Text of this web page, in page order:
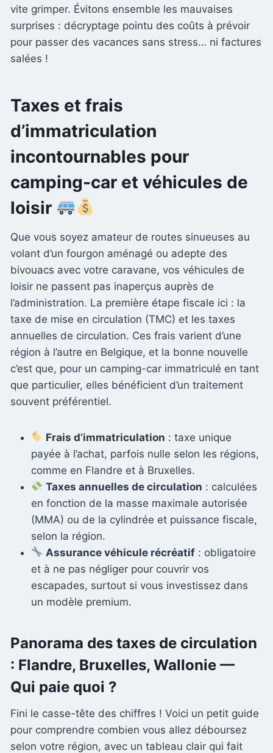
vite grimper. Évitons ensemble les mauvaises
surprises : décryptage pointu des coûts à prévoir
pour passer des vacances sans stress… ni factures
salées !
Taxes et frais
d’immatriculation
incontournables pour
camping-car et véhicules de
loisir
Que vous soyez amateur de routes sinueuses au
volant d’un fourgon aménagé ou adepte des
bivouacs avec votre caravane, vos véhicules de
loisir ne passent pas inaperçus auprès de
l’administration. La première étape fiscale ici : la
taxe de mise en circulation (TMC) et les taxes
annuelles de circulation. Ces frais varient d’une
région à l’autre en Belgique, et la bonne nouvelle
c’est que, pour un camping-car immatriculé en tant
que particulier, elles bénéficient d’un traitement
souvent préférentiel.
Frais d’immatriculation : taxe unique
payée à l’achat, parfois nulle selon les régions,
comme en Flandre et à Bruxelles.
Taxes annuelles de circulation : calculées
en fonction de la masse maximale autorisée
(MMA) ou de la cylindrée et puissance fiscale,
selon la région.
Assurance véhicule récréatif : obligatoire
et à ne pas négliger pour couvrir vos
escapades, surtout si vous investissez dans
un modèle premium.
Panorama des taxes de circulation
: Flandre, Bruxelles, Wallonie —
Qui paie quoi ?
Fini le casse-tête des chiffres ! Voici un petit guide
pour comprendre combien vous allez déboursez
selon votre région, avec un tableau clair qui fait